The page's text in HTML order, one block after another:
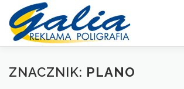
Przejdź
do
treści
OFERTA PRODUKTY SKLEP
ZNACZNIK: PLANO